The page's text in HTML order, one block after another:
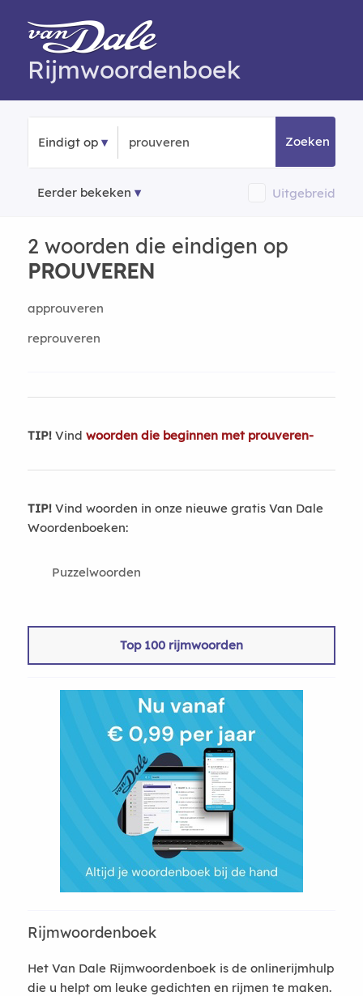
Rijmwoordenboek
Eindigt op Zoeken
Eerder bekeken Uitgebreid
2 woorden die eindigen op
PROUVEREN
approuveren
reprouveren
TIP!Vind woorden die beginnen met prouveren-
TIP!Vind woorden in onze nieuwe gratis Van Dale
Woordenboeken:
Puzzelwoorden
Top 100 rijmwoorden
Rijmwoordenboek
Het Van Dale Rijmwoordenboek is de onlinerijmhulp
die u helpt om leuke gedichten en rijmen te maken.